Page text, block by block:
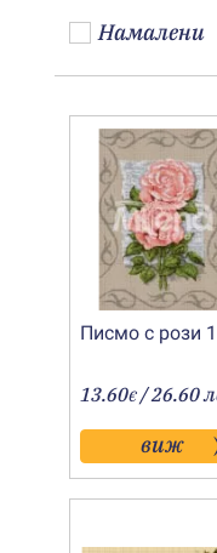
Намалени
Писмо с рози
13.60€ / 26.60
виж